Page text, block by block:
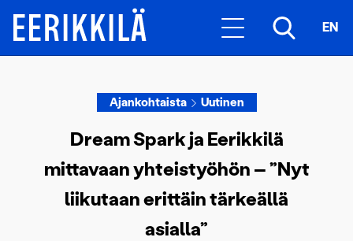
EN
Ajankohtaista Uutinen
Dream Spark ja Eerikkilä
mittavaan yhteistyöhön – ”Nyt
liikutaan erittäin tärkeällä
asialla”